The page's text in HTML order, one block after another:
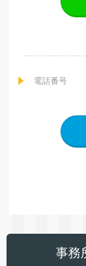
電話番号
事務